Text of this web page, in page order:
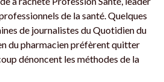
de la santé. Quelques
de journalistes du Quotidien du
du pharmacien préfèrent quitter
dénoncent les méthodes de la